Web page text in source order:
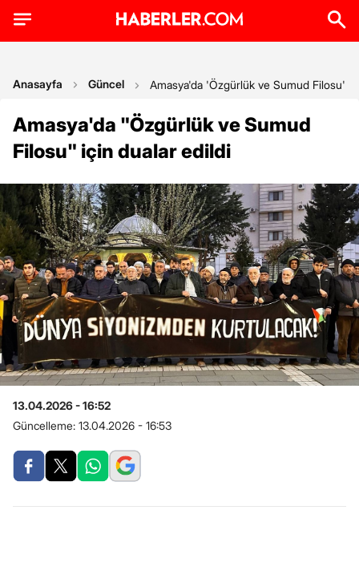
Anasayfa Güncel Amasya'da 'Özgürlük ve Sumud Filosu'
Amasya'da "Özgürlük ve Sumud
Filosu" için dualar edildi
13.04.2026 - 16:52
Güncelleme: 13.04.2026 - 16:53